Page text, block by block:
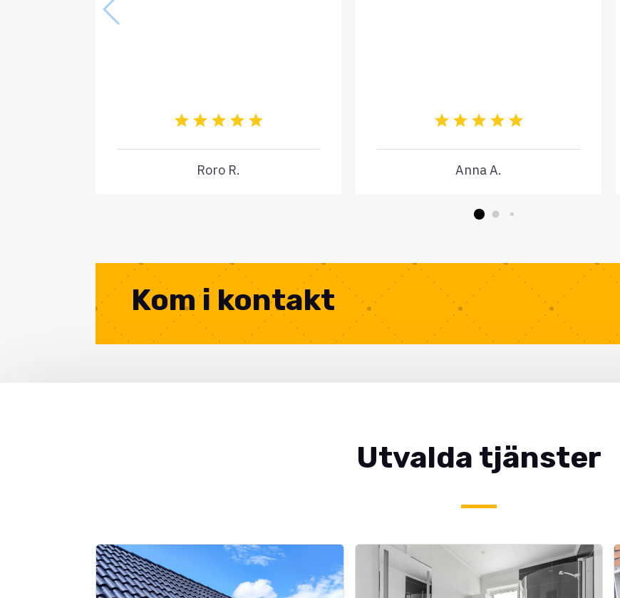
Roro R. Anna A.
Kom i kontakt
Utvalda tjänster